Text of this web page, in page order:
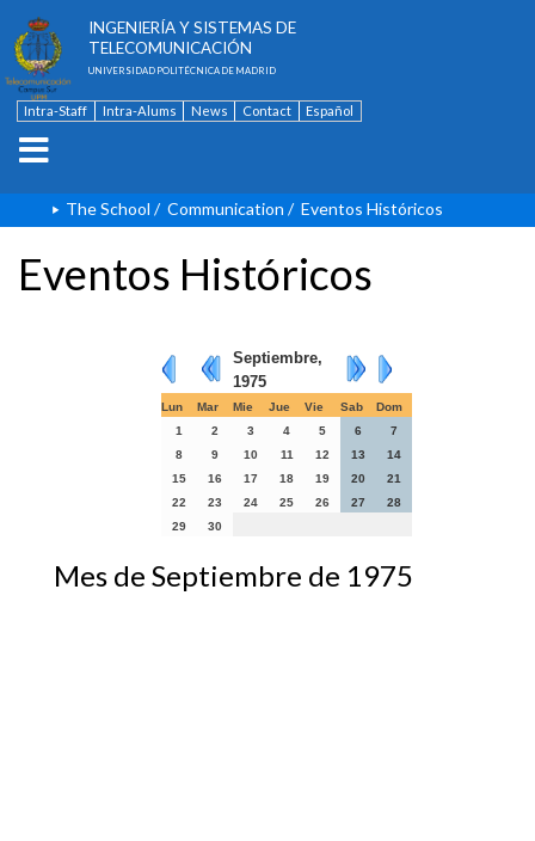
INGENIERÍA Y SISTEMAS DE
TELECOMUNICACIÓN
UNIVERSIDAD POLITÉCNICA DE MADRID
Intra-Staff Intra-Alums News Contact Español
The School / Communication / Eventos Históricos
Eventos Históricos
Septiembre,
1975
Lun Mar Mie Jue Vie Sab
Dom
1
2 3 4 5 6
7
8
9 10 11 12 13
14
15
16 17 18 19 20
21
22
23 24 25 26 27
28
29
30
Mes de Septiembre de 1975